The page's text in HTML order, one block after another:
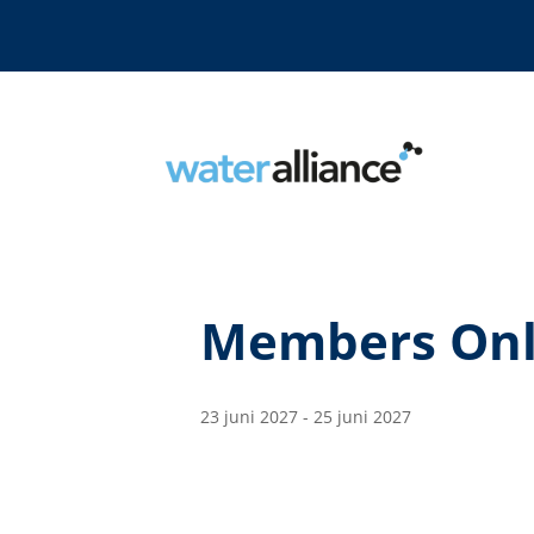
Members
23 juni 2027 - 25 juni 2027